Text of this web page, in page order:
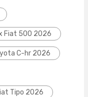
Fiat 500 2026
C-hr 2026
Tipo 2026